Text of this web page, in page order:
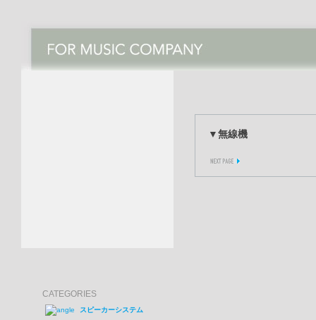
▼無線機
CATEGORIES
スピーカーシステム